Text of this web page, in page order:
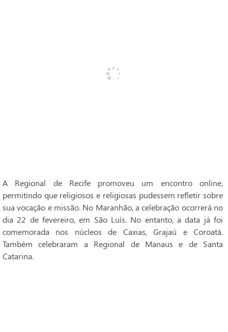
A Regional de Recife promoveu um encontro online,
permitindo que religiosos e religiosas pudessem refletir sobre
sua vocação e missão. No Maranhão, a celebração ocorrerá no
dia 22 de fevereiro, em São Luís. No entanto, a data já foi
comemorada nos núcleos de Caxias, Grajaú e Coroatá.
Também celebraram a Regional de Manaus e de Santa
Catarina.